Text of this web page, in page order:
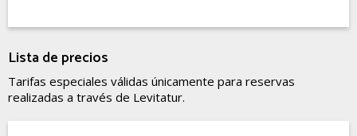
Lista de precios
Tarifas especiales válidas únicamente para reservas
realizadas a través de Levitatur.